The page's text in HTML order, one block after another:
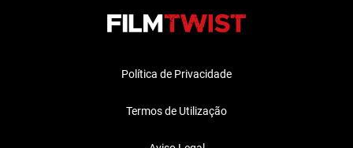
Política de Privacidade
Termos de Utilização